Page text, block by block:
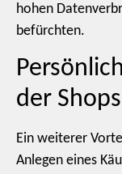
hohen
befürchten.
der Shops
Ein weiterer
Anlegen eines